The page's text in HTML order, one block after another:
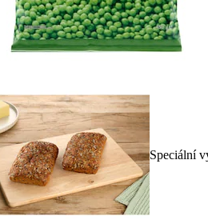
Speciální